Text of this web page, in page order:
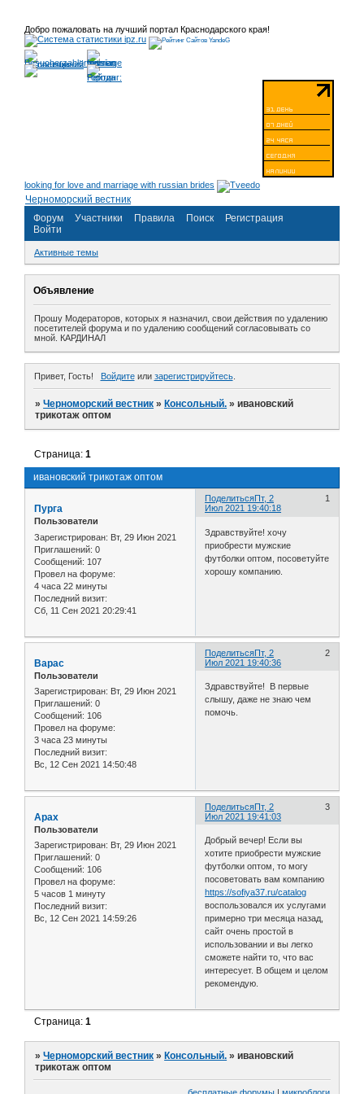
Добро пожаловать на лучший портал Краснодарского края!
looking for love and marriage with russian brides
Черноморский вестник
Форум
Участники Правила Поиск
Регистрация
Войти
Активные темы
Объявление
Прошу Модераторов, которых я назначил, свои действия по удалению
посетителей форума и по удалению сообщений согласовывать со
мной. КАРДИНАЛ
Привет, Гость! Войдитеили зарегистрируйтесь.
»Черноморский вестник » Консольный. »ивановский
трикотаж оптом
ивановский трикотаж оптом
Страница:1
Поделиться 1
Пт, 2
Июл 2021 19:40:18
Пурга
Пользователи
Зарегистрирован: Вт, 29 Июн 2021
Приглашений: 0
Сообщений: 107
Провел на форуме:
4 часа 22 минуты
Последний визит:
Сб, 11 Сен 2021 20:29:41
Здравствуйте! хочу
приобрести мужские
футболки оптом, посоветуйте
хорошу компанию.
Поделиться 2
Пт, 2
Июл 2021 19:40:36
Варас
Пользователи
Зарегистрирован: Вт, 29 Июн 2021
Приглашений: 0
Сообщений: 106
Провел на форуме:
3 часа 23 минуты
Последний визит:
Вс, 12 Сен 2021 14:50:48
Здравствуйте! В первые
слышу, даже не знаю чем
помочь.
Поделиться 3
Пт, 2
Июл 2021 19:41:03
Арах
Пользователи
Зарегистрирован: Вт, 29 Июн 2021
Приглашений: 0
Сообщений: 106
Провел на форуме:
5 часов 1 минуту
Последний визит:
Вс, 12 Сен 2021 14:59:26
Добрый вечер! Если вы
хотите приобрести мужские
футболки оптом, то могу
посоветовать вам компанию
https://sofiya37.ru/catalog
воспользовался их услугами
примерно три месяца назад,
сайт очень простой в
использовании и вы легко
сможете найти то, что вас
интересует. В общем и целом
рекомендую.
Страница:1
»Черноморский вестник » Консольный. »ивановский
трикотаж оптом